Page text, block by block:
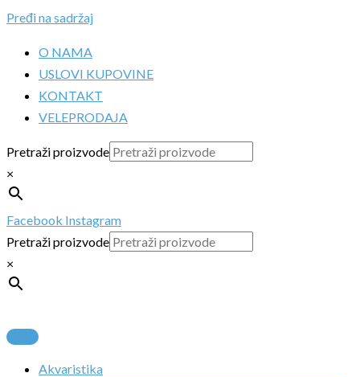
Pređi na sadržaj
O NAMA
USLOVI KUPOVINE
KONTAKT
VELEPRODAJA
Pretraži proizvode
×
Facebook Instagram
Pretraži proizvode
×
Akvaristika